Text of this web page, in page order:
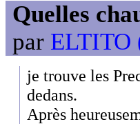
Quelles
par ELTITO
je trouve les
dedans.
Après